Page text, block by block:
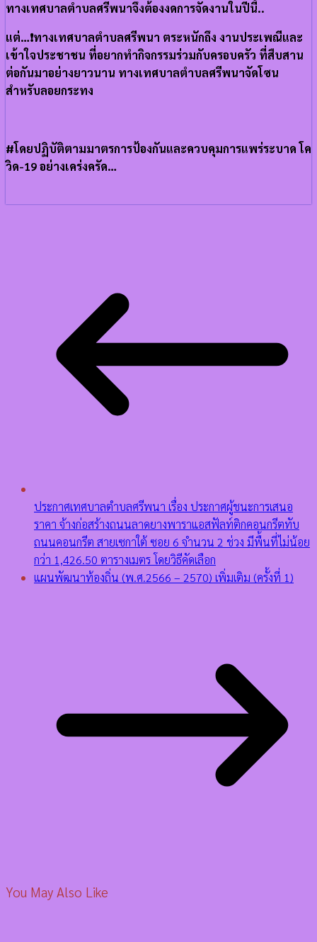
ทางเทศบาลตำบลศรีพนาจึงต้องงดการจัดงานในปีนี้..
แต่…❗️ทางเทศบาลตำบลศรีพนา ตระหนักถึง งานประเพณีและ
เข้าใจประชาชน ที่อยากทำกิจกรรมร่วมกับครอบครัว ที่สืบสาน
ต่อกันมาอย่างยาวนาน ทางเทศบาลตำบลศรีพนาจัดโซน
สำหรับลอยกระทง
#โดยปฏิบัติตามมาตรการป้องกันและควบคุมการแพร่ระบาด โค
วิด-19 อย่างเคร่งครัด…
ประกาศเทศบาลตำบลศรีพนา เรื่อง ประกาศผู้ชนะการเสนอ
ราคา จ้างก่อสร้างถนนลาดยางพาราแอสฟัลท์ติกคอนกรีตทับ
ถนนคอนกรีต สายเซกาใต้ ซอย 6 จำนวน 2 ช่วง มีพื้นที่ไม่น้อย
กว่า 1,426.50 ตารางเมตร โดยวิธีคัดเลือก
แผนพัฒนาท้องถิ่น (พ.ศ.2566 – 2570) เพิ่มเติม (ครั้งที่ 1)
You May Also Like